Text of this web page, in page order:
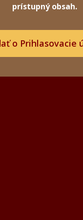
prístupný obsah.
o Prihlasovacie